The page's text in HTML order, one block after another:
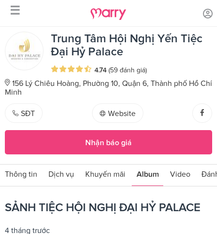
☰
Trang chủ SẢNH TIỆC HỘI NGHỊ ĐẠI HỶ PALACE
Trung Tâm Hội Nghị Yến Tiệc
Đại Hỷ Palace
4.74 (59 đánh giá)
156 Lý Chiêu Hoàng, Phường 10, Quận 6, Thành phố Hồ Chí
Minh
SĐT Website
Nhận báo giá
Thông tin Dịch vụ Khuyến mãi Album Video
SẢNH TIỆC HỘI NGHỊ ĐẠI HỶ PALACE
4 tháng trước